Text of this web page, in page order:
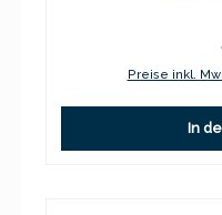
Preise inkl.
In